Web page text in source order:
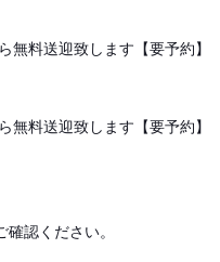
無料送迎致します【要予約】
無料送迎致します【要予約】
認ください。